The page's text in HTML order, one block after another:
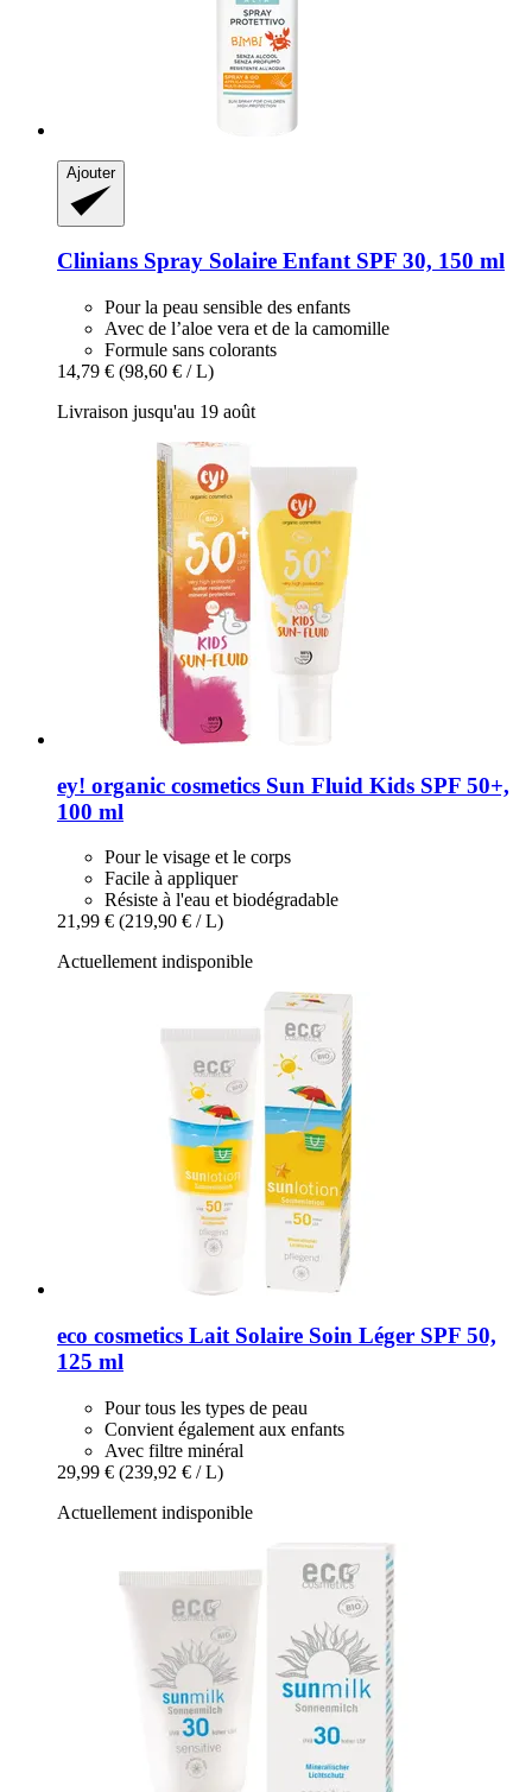
Ajouter
Clinians Spray Solaire Enfant SPF 30, 150 ml
Pour la peau sensible des enfants
Avec de l’aloe vera et de la camomille
Formule sans colorants
14,79 € (98,60 € / L)
Livraison jusqu'au 19 août
ey! organic cosmetics Sun Fluid Kids SPF 50+,
100 ml
Pour le visage et le corps
Facile à appliquer
Résiste à l'eau et biodégradable
21,99 € (219,90 € / L)
Actuellement indisponible
eco cosmetics Lait Solaire Soin Léger SPF 50,
125 ml
Pour tous les types de peau
Convient également aux enfants
Avec filtre minéral
29,99 € (239,92 € / L)
Actuellement indisponible